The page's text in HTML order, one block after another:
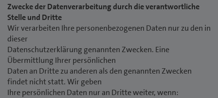
Zwecke der Datenverarbeitung durch die verantwortliche
Stelle und Dritte
Wir verarbeiten Ihre personenbezogenen Daten nur zu den in
dieser
Datenschutzerklärung genannten Zwecken. Eine
Übermittlung Ihrer persönlichen
Daten an Dritte zu anderen als den genannten Zwecken
findet nicht statt. Wir geben
Ihre persönlichen Daten nur an Dritte weiter, wenn: